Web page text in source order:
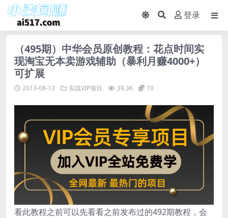
登录
（495期）中华会员原创教程：花点时间实
现淘宝无本卖游戏辅助（暴利月赚4000+）
可扩展
2013-08-13 实战VIP项目 39.3K 10
看此教程之前可以先看看之前发布过的492期教程，会